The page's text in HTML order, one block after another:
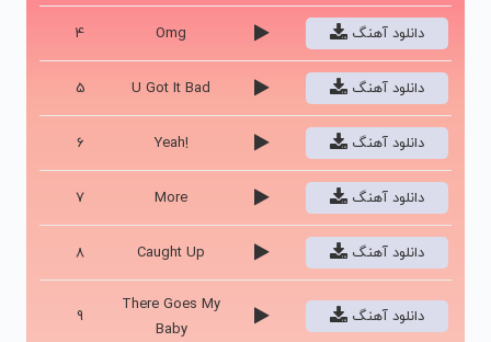
4 Omg دانلود آهنگ
5 U Got It Bad دانلود آهنگ
6 Yeah! دانلود آهنگ
7 More دانلود آهنگ
8 Caught Up دانلود آهنگ
9
There Goes My
Baby
دانلود آهنگ